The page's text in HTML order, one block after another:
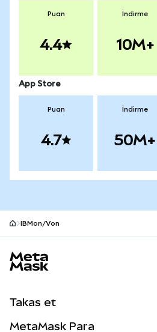
Puan
4.4
İndirme
10M+
App Store
Puan
4.7
İndirme
50M+
IBMon/Von
Takas et
MetaMask Para